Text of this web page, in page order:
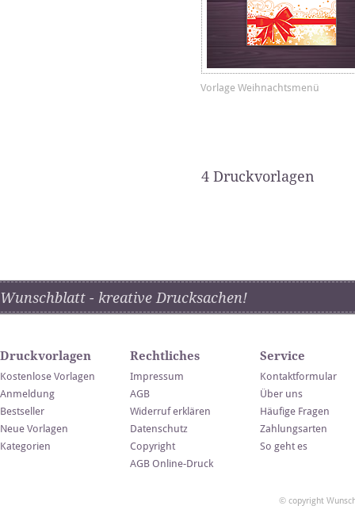
Vorlage Weihnachtsmenü
4 Druckvorlagen
Wunschblatt - kreative Drucksachen!
Druckvorlagen
Kostenlose Vorlagen
Anmeldung
Bestseller
Neue Vorlagen
Kategorien
Rechtliches
Impressum
AGB
Widerruf erklären
Datenschutz
Copyright
AGB Online-Druck
Service
Kontaktformular
Über uns
Häufige Fragen
Zahlungsarten
So geht es
© copyright